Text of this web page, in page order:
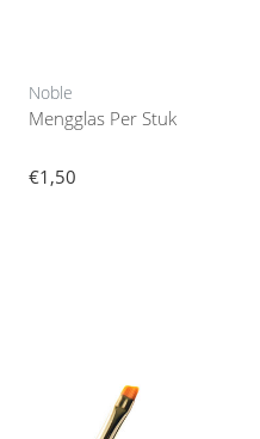
Noble
Mengglas Per Stuk
€1,50